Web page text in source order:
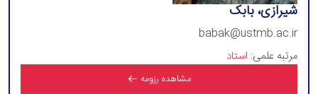
شیرازی، بابک
babak@ustmb.ac.ir
مرتبه علمی: استاد
مشاهده رزومه